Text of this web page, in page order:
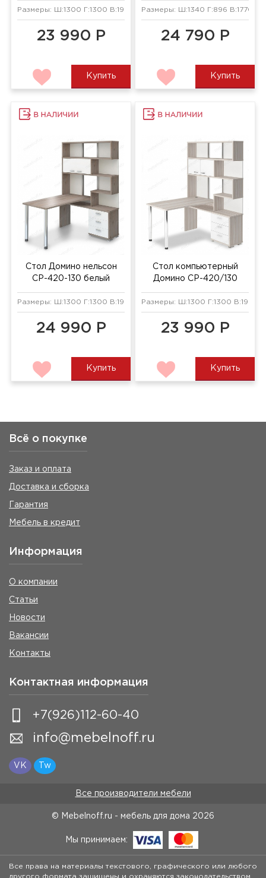
Размеры: Ш:1300 Г:1300 В:1990 мм
23 990 Р
Купить
Размеры: Ш:1340 Г:896 В:1770 мм
24 790 Р
Купить
Стол Домино нельсон
СР-420-130 белый
Размеры: Ш:1300 Г:1300 В:1990 мм
24 990 Р
Купить
Стол компьютерный
Домино СР-420/130
Размеры: Ш:1300 Г:1300 В:1990
23 990 Р
Купить
Всё о покупке
Заказ и оплата
Доставка и сборка
Гарантия
Мебель в кредит
Информация
О компании
Статьи
Новости
Вакансии
Контакты
Контактная информация
+7(926)112-60-40
info@mebelnoff.ru
VK Tw
Все производители мебели
© Mebelnoff.ru - мебель для дома 2026
Мы принимаем:
Все права на материалы текстового, графического или любого
другого формата защищены и охраняются законодательством